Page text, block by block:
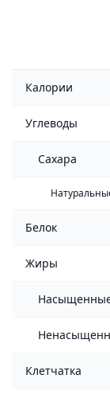
Калории
Углеводы
Сахара
Белок
Жиры
Клетчатка